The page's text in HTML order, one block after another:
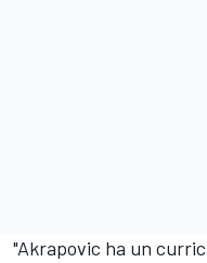
"Akrapovic ha un